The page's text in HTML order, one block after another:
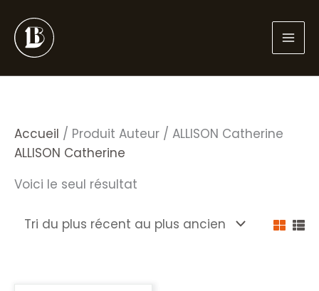
au
contenu
Accueil / Produit Auteur / ALLISON Catherine
ALLISON Catherine
Voici le seul résultat